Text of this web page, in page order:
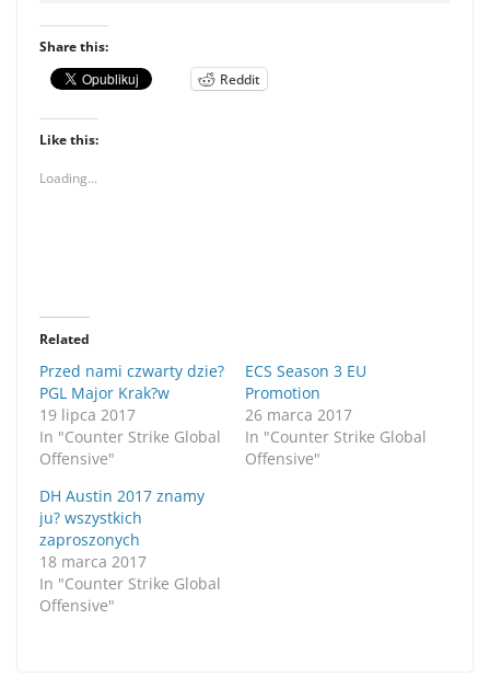
Share this:
Reddit
Like this:
Loading...
Related
Przed nami czwarty dzie?
PGL Major Krak?w
19 lipca 2017
In "Counter Strike Global
Offensive"
ECS Season 3 EU
Promotion
26 marca 2017
In "Counter Strike Global
Offensive"
DH Austin 2017 znamy
ju? wszystkich
zaproszonych
18 marca 2017
In "Counter Strike Global
Offensive"